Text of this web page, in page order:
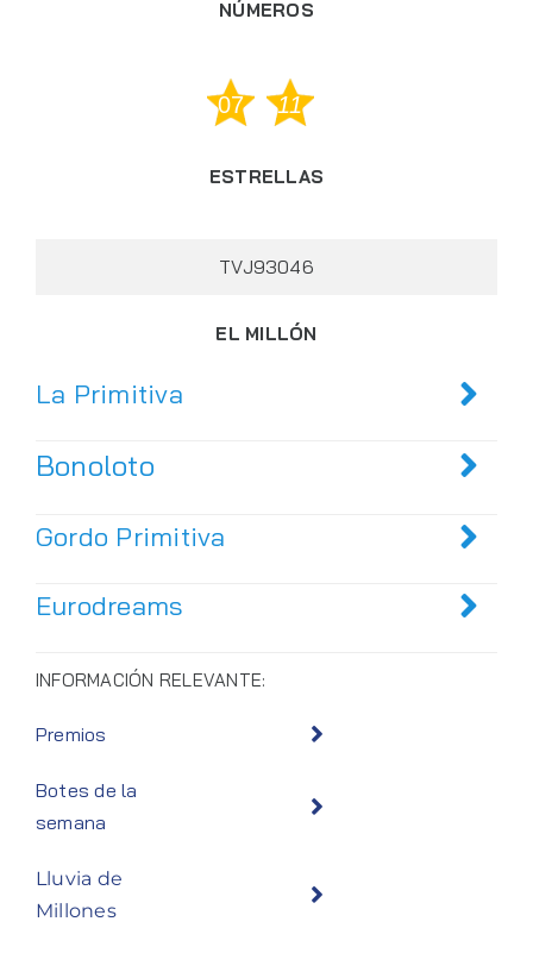
NÚMEROS
07 11
ESTRELLAS
TVJ93046
EL MILLÓN
La Primitiva
Bonoloto
Gordo Primitiva
Eurodreams
INFORMACIÓN RELEVANTE:
Premios
Botes de la
semana
Lluvia de
Millones